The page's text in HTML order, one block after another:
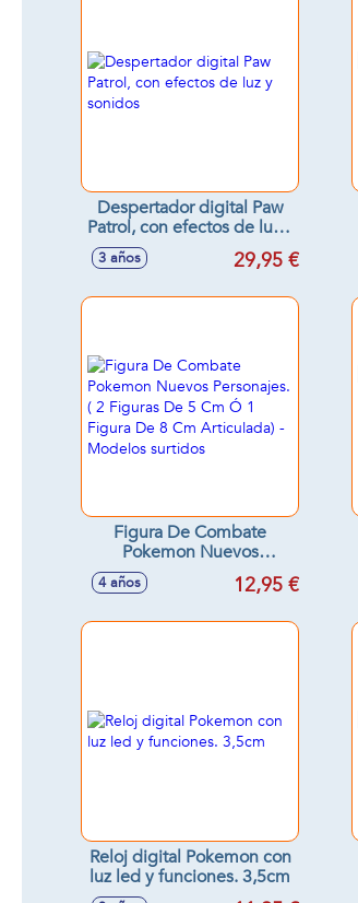
Despertador digital Paw
Patrol, con efectos de luz y
3 años 29,95 €
Figura De Combate
Pokemon Nuevos
Personajes.( 2 Figuras De
5 Cm Ó 1 Figura De 8 Cm
4 años 12,95 €
Reloj digital Pokemon con
luz led y funciones. 3,5cm